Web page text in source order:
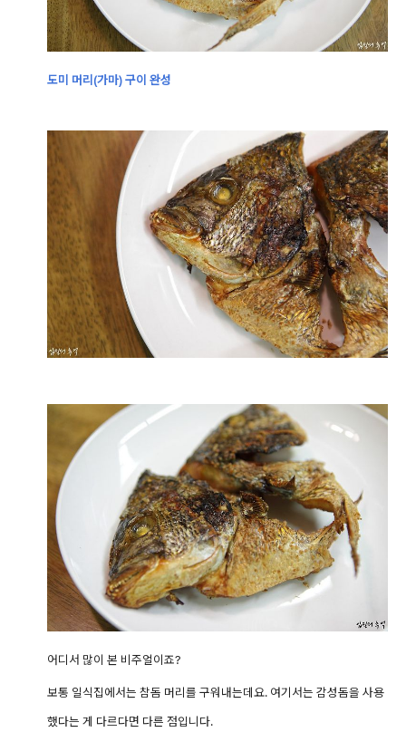
도미 머리(가마) 구이 완성
어디서 많이 본 비주얼이죠?
보통 일식집에서는 참돔 머리를 구워내는데요. 여기서는 감성돔을 사용
했다는 게 다르다면 다른 점입니다.